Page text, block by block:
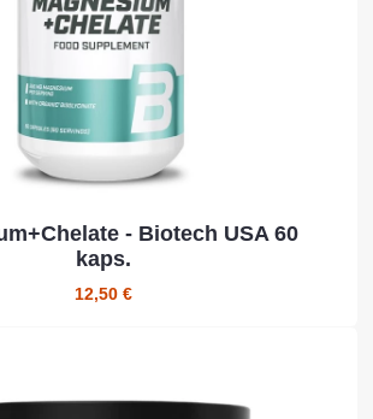
- Biotech USA 60
kaps.
12,50 €